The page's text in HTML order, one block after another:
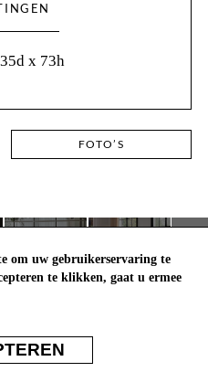
x 73h
FOTO’S
JOIN US ON
om uw gebruikerservaring te
te klikken, gaat u ermee